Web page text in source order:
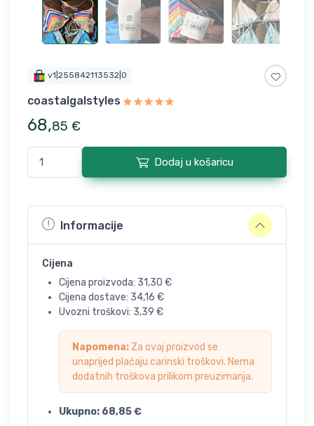
v1|255842113532|0
coastalgalstyles
68,85 €
Dodaj u košaricu
Informacije
Cijena
Cijena proizvoda: 31,30 €
Cijena dostave: 34,16 €
Uvozni troškovi: 3,39 €
Napomena: Za ovaj proizvod se
unaprijed plaćaju carinski troškovi. Nema
dodatnih troškova prilikom preuzimanja.
Ukupno: 68,85€